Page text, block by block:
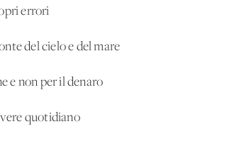
errori
del cielo e del mare
e non per il denaro
quotidiano